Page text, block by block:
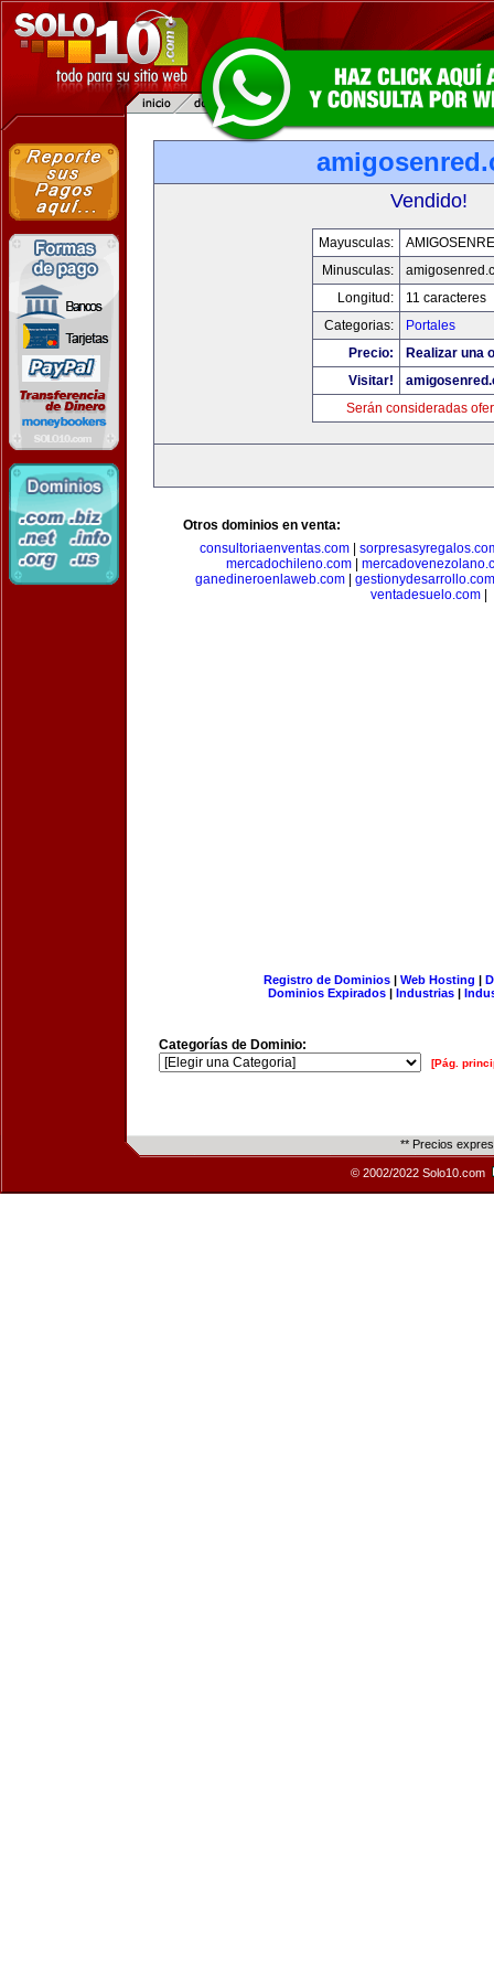
Vendido!
Mayusculas:
Minusculas:
Longitud:
11 caracteres
Categorias:
Portales
Precio:
Realizar una
Visitar!
Serán consideradas
Otros dominios en venta:
consultoriaenventas.com|
mercadochileno.com
ganedineroenlaweb.com
gestionydesarrollo.com
ventadesuelo.com
Registro de Dominios| Web Hosting |
Dominios Expirados | Industrias |
Categorías de Dominio:
[Pág.
** Precios
© 2002/2022 Solo10.com